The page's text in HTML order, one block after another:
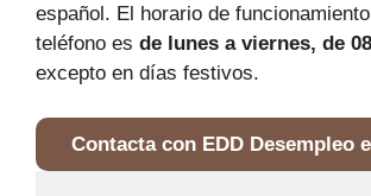
español. El horario de
teléfono es de lunes a viernes, de
excepto en días festivos.
Contacta con EDD Desempleo